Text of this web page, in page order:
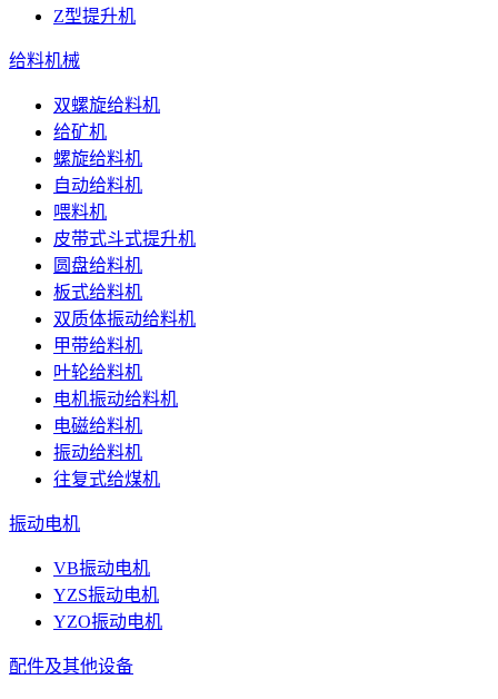
Z型提升机
给料机械
双螺旋给料机
给矿机
螺旋给料机
自动给料机
喂料机
皮带式斗式提升机
圆盘给料机
板式给料机
双质体振动给料机
甲带给料机
叶轮给料机
电机振动给料机
电磁给料机
振动给料机
往复式给煤机
振动电机
VB振动电机
YZS振动电机
YZO振动电机
配件及其他设备